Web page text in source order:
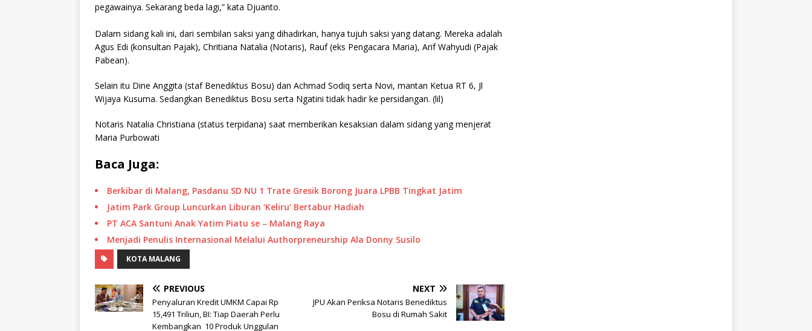
pegawainya. Sekarang beda lagi,” kata Djuanto.
Dalam sidang kali ini, dari sembilan saksi yang dihadirkan, hanya tujuh saksi yang datang. Mereka adalah
Agus Edi (konsultan Pajak), Chritiana Natalia (Notaris), Rauf (eks Pengacara Maria), Arif Wahyudi (Pajak
Pabean).
Selain itu Dine Anggita (staf Benediktus Bosu) dan Achmad Sodiq serta Novi, mantan Ketua RT 6, Jl
Wijaya Kusuma. Sedangkan Benediktus Bosu serta Ngatini tidak hadir ke persidangan. (lil)
Notaris Natalia Christiana (status terpidana) saat memberikan kesaksian dalam sidang yang menjerat
Maria Purbowati
Baca Juga:
Berkibar di Malang, Pasdanu SD NU 1 Trate Gresik Borong Juara LPBB Tingkat Jatim
Jatim Park Group Luncurkan Liburan ‘Keliru’ Bertabur Hadiah
PT ACA Santuni Anak Yatim Piatu se – Malang Raya
Menjadi Penulis Internasional Melalui Authorpreneurship Ala Donny Susilo
KOTA MALANG
PREVIOUS
Penyaluran Kredit UMKM Capai Rp
15,491 Triliun, BI: Tiap Daerah Perlu
Kembangkan 10 Produk Unggulan
NEXT
JPU Akan Periksa Notaris Benediktus
Bosu di Rumah Sakit